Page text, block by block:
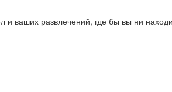
и ваших развлечений, где бы вы ни